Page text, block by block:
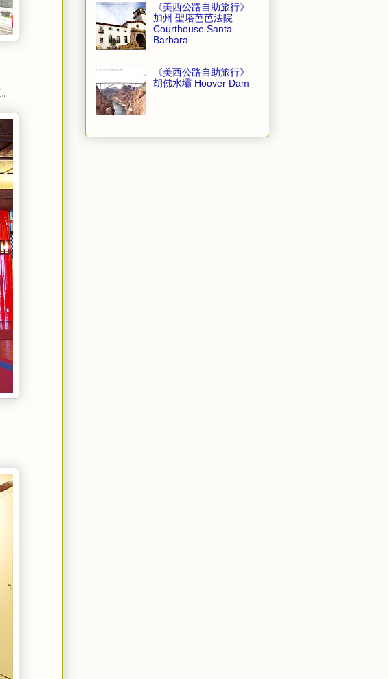
《美西公路自助旅行》
加州 聖塔芭芭法院
Courthouse Santa
Barbara
《美西公路自助旅行》
胡佛水壩 Hoover Dam